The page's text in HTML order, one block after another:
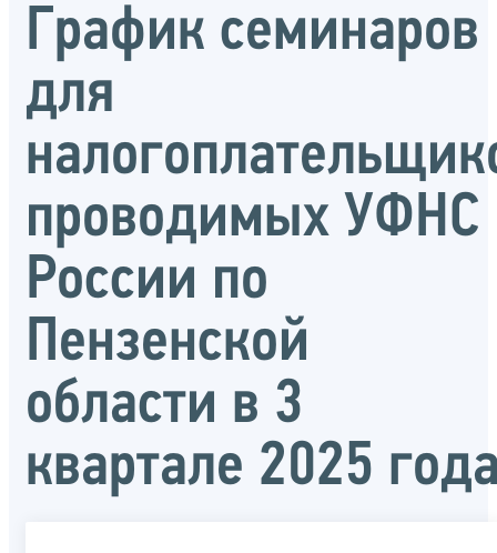
График семинаров
для
проводимых УФНС
России по
Пензенской
области в 3
квартале 2025